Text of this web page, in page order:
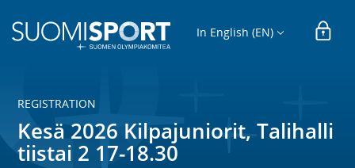
In English (EN)
REGISTRATION
Kesä 2026 Kilpajuniorit, Talihalli
tiistai 2 17-18.30